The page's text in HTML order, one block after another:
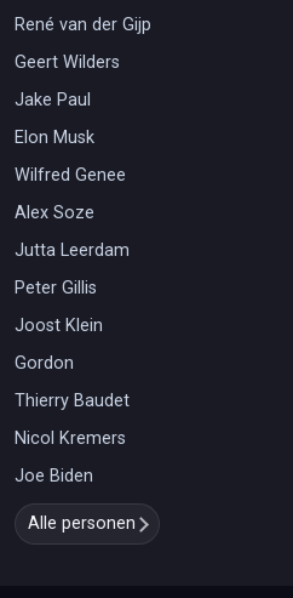
René van der Gijp
Geert Wilders
Jake Paul
Elon Musk
Wilfred Genee
Alex Soze
Jutta Leerdam
Peter Gillis
Joost Klein
Gordon
Thierry Baudet
Nicol Kremers
Joe Biden
Alle personen